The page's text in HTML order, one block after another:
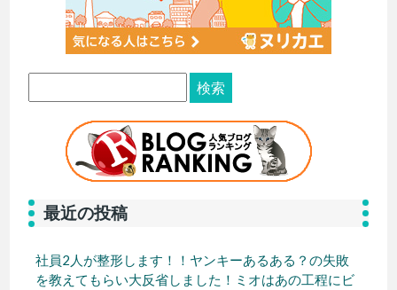
最近の投稿
社員2人が整形します！！ヤンキーあるある？の失敗
を教えてもらい大反省しました！ミオはあの工程にビ